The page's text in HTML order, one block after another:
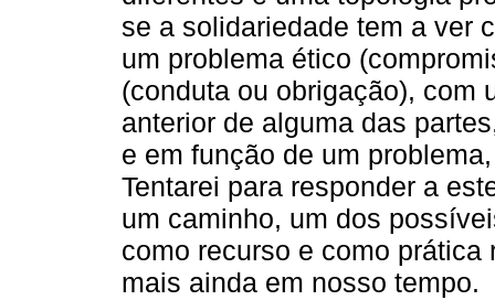
se a solidariedade tem a ver
um problema ético
(conduta ou obrigação), com
anterior de alguma das
e em função de um
Tentarei para responder a
um caminho, um dos
como recurso e como
mais ainda em nosso tempo.